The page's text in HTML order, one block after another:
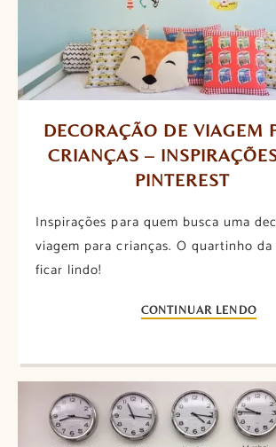
DECORAÇÃO DE VIAGEM
CRIANÇAS –
PINTEREST
Inspirações para quem busca uma
viagem para crianças. O quartinho
ficar lindo!
CONTINUAR LENDO